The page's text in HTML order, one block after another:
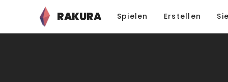
RAKURA Spielen Erstellen